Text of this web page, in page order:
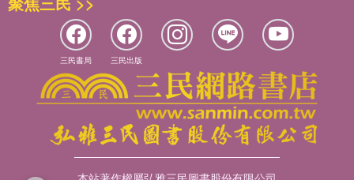
三民書局 三民出版